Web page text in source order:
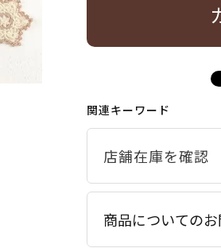
関連キーワード
商品についての